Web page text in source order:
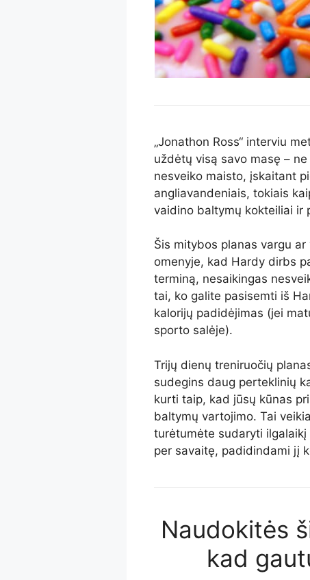
„Jonathon Ross“ interviu
uždėtų visą savo masę –
nesveiko maisto, įskaitant
angliavandeniais, tokiais
vaidino baltymų kokteiliai ir
Šis mitybos planas vargu
omenyje, kad Hardy dirbs
terminą, nesaikingas
tai, ko galite pasisemti iš
kalorijų padidėjimas (jei
sporto salėje).
Trijų dienų treniruočių
sudegins daug perteklinių
kurti taip, kad jūsų kūnas
baltymų vartojimo. Tai
turėtumėte sudaryti
per savaitę, padidindami jį
Naudokitės
kad